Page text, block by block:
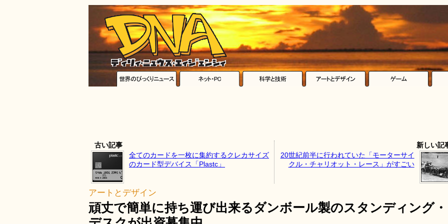
古い記事
全てのカードを一枚に集約するクレカサイズ
のカード型デバイス「Plastc」
新しい記
20世紀前半に行われていた「モーターサイ
クル・チャリオット・レース」がすごい
アートとデザイン
頑丈で簡単に持ち運び出来るダンボール製のスタンディング・